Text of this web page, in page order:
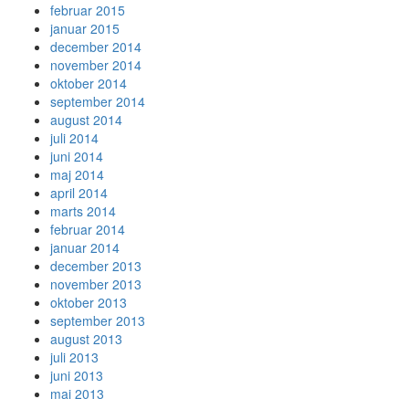
februar 2015
januar 2015
december 2014
november 2014
oktober 2014
september 2014
august 2014
juli 2014
juni 2014
maj 2014
april 2014
marts 2014
februar 2014
januar 2014
december 2013
november 2013
oktober 2013
september 2013
august 2013
juli 2013
juni 2013
maj 2013